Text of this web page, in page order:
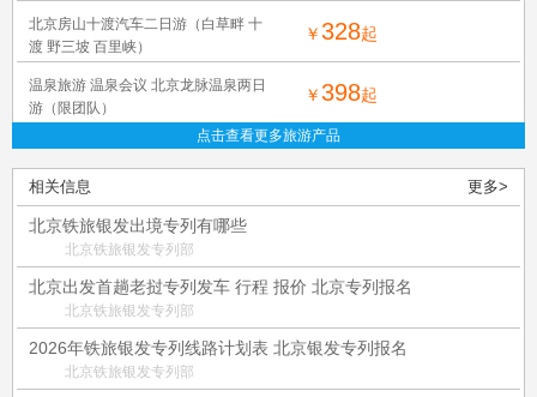
北京房山十渡汽车二日游（白草畔 十
渡 野三坡 百里峡）
￥328起
温泉旅游 温泉会议 北京龙脉温泉两日
游（限团队）
￥398起
点击查看更多旅游产品
相关信息 更多>
北京铁旅银发出境专列有哪些
北京铁旅银发专列部
北京出发首趟老挝专列发车 行程 报价 北京专列报名
北京铁旅银发专列部
2026年铁旅银发专列线路计划表 北京银发专列报名
北京铁旅银发专列部